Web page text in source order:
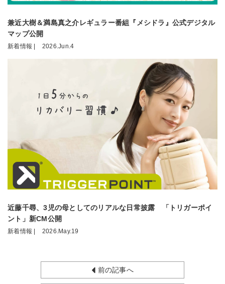
兼近大樹＆満島真之介レギュラー番組『メシドラ』公式デジタル
マップ公開
新着情報 | 2026.Jun.4
近藤千尋、3児の母としてのリアルな日常披露 「トリガーポイ
ント」新CM公開
新着情報 | 2026.May.19
前の記事へ